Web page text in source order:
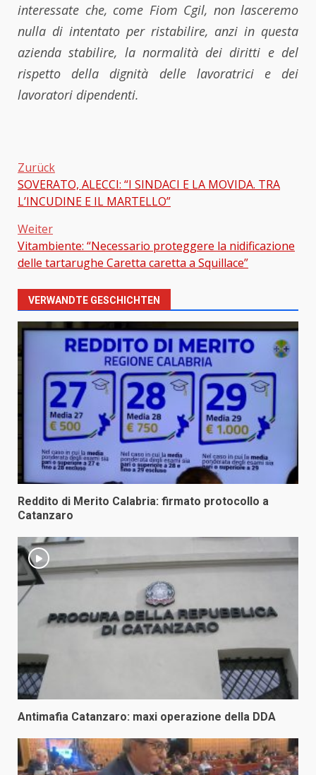
interessate che, come Fiom Cgil, non lasceremo
nulla di intentato per ristabilire, anzi in questa
azienda stabilire, la normalità dei diritti e del
rispetto della dignità delle lavoratrici e dei
lavoratori dipendenti.
Beitragsnavigation
Zurück
SOVERATO, ALECCI: “I SINDACI E LA MOVIDA. TRA
L’INCUDINE E IL MARTELLO”
Weiter
Vitambiente: “Necessario proteggere la nidificazione
delle tartarughe Caretta caretta a Squillace”
VERWANDTE GESCHICHTEN
Reddito di Merito Calabria: firmato protocollo a
Catanzaro
Antimafia Catanzaro: maxi operazione della DDA